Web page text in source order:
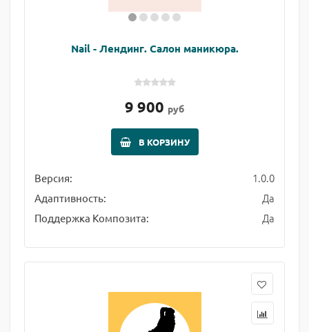
Nail - Лендинг. Салон маникюра.
9 900 руб
В КОРЗИНУ
Версия: 1.0.0
Адаптивность: Да
Поддержка Композита: Да